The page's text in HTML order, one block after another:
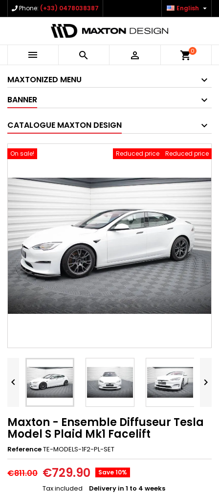
Phone: (+33) 0478038387 English 
   shopping_cart0
MAXTONIZED MENU
BANNER
CATALOGUE MAXTON DESIGN
On sale! Reduced price
Reduced price
 
Maxton - Ensemble Diffuseur Tesla
Model S Plaid Mk1 Facelift
ReferenceTE-MODELS-1F2-PL-SET
€811.00 €729.90 Save 10%
Tax included Delivery in 1 to 4 weeks